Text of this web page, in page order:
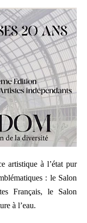
artistique à l’état pur
: le Salon
Français, le Salon
à l’eau.